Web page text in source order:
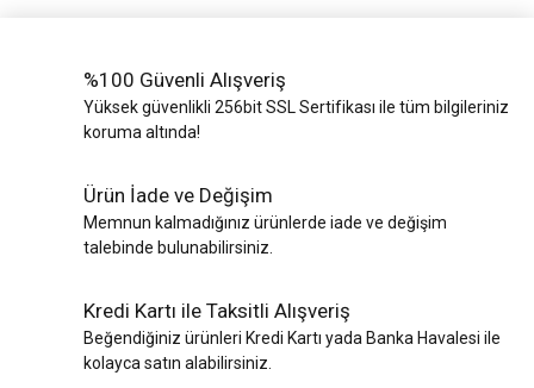
%100 Güvenli Alışveriş
Yüksek güvenlikli 256bit SSL Sertifikası ile tüm bilgileriniz
koruma altında!
Ürün İade ve Değişim
Memnun kalmadığınız ürünlerde iade ve değişim
talebinde bulunabilirsiniz.
Kredi Kartı ile Taksitli Alışveriş
Beğendiğiniz ürünleri Kredi Kartı yada Banka Havalesi ile
kolayca satın alabilirsiniz.